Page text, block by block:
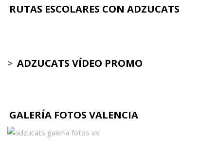
RUTAS ESCOLARES CON ADZUCATS
> ADZUCATS VÍDEO PROMO
GALERÍA FOTOS VALENCIA